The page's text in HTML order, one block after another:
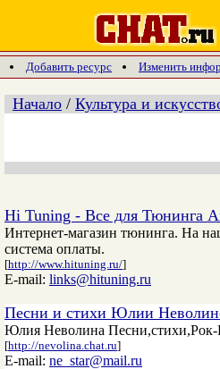
Добавить ресурс Изменить
Начало / Культура и
Hi Tuning - Все для Тюнинга
Интернет-магазин тюнинга. На
система оплаты.
[http://www.hituning.ru/]
E-mail: links@hituning.ru
Песни и стихи Юлии
Юлия Неволина Песни,стихи,Рок-
[http://nevolina.chat.ru]
E-mail: ne_star@mail.ru